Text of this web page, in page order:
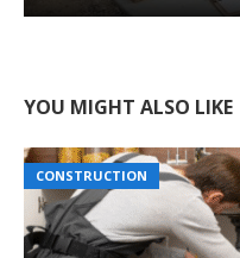
YOU MIGHT ALSO LIKE
CONSTRUCTION